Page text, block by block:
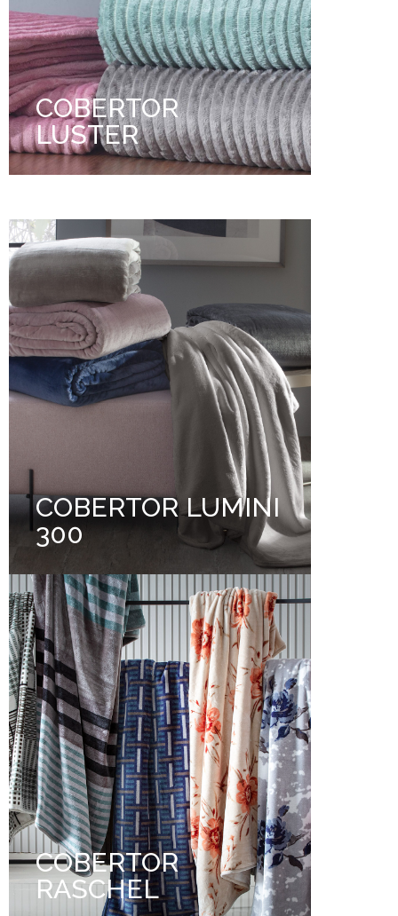
COBERTOR
LUSTER
COBERTOR LUMINI
300
COBERTOR
RASCHEL